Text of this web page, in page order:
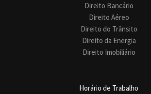
Direito Bancário
Direito Aéreo
Direito do Trânsito
Direito da Energia
Direito Imobiliário
Horário de Trabalho